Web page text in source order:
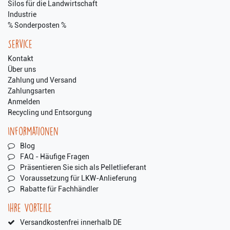
Silos für die Landwirtschaft
Industrie
% Sonderposten %
Service
Kontakt
Über uns
Zahlung und Versand
Zahlungsarten
Anmelden
Recycling und Entsorgung
Informationen
Blog
FAQ - Häufige Fragen
Präsentieren Sie sich als Pelletlieferant
Voraussetzung für LKW-Anlieferung
Rabatte für Fachhändler
Ihre Vorteile
Versandkostenfrei innerhalb DE